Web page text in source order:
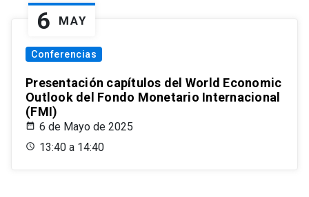
6 MAY
Conferencias
Presentación capítulos del World Economic
Outlook del Fondo Monetario Internacional
(FMI)
6 de Mayo de 2025
13:40 a 14:40